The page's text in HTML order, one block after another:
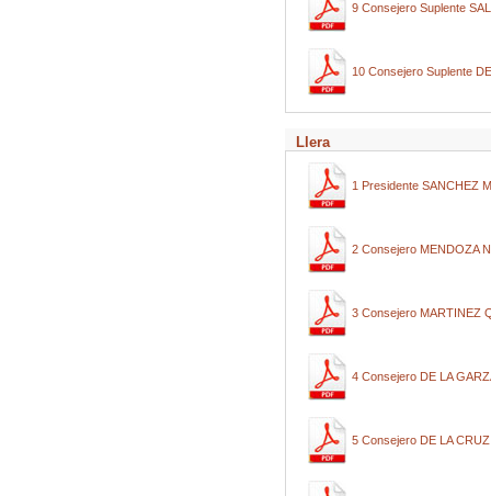
9 Consejero Suplente
10 Consejero Suplente
Llera
1 Presidente SANCHEZ
2 Consejero MENDOZA
3 Consejero MARTINEZ
4 Consejero DE LA
5 Consejero DE LA